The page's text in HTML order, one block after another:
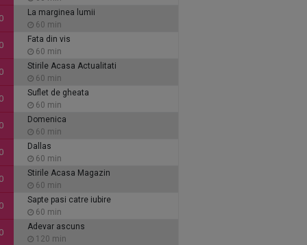
La marginea lumii
60 min
Fata din vis
60 min
Stirile Acasa Actualitati
60 min
Suflet de gheata
60 min
Domenica
60 min
Dallas
60 min
Stirile Acasa Magazin
60 min
Sapte pasi catre iubire
60 min
Adevar ascuns
120 min